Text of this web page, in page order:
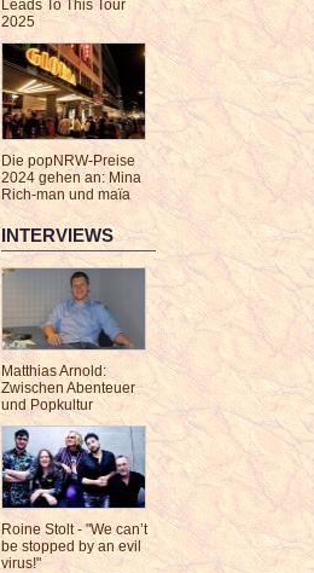
Leads To This Tour
2025
Die popNRW-Preise
2024 gehen an: Mina
Rich-man und maïa
INTERVIEWS
Matthias Arnold:
Zwischen Abenteuer
und Popkultur
Roine Stolt - "We can’t
be stopped by an evil
virus!"